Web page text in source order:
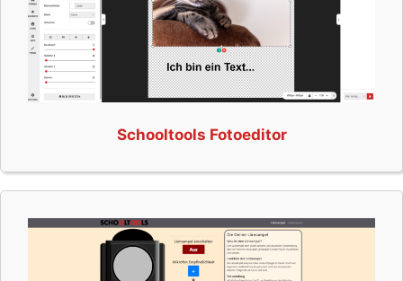
Schooltools Fotoeditor